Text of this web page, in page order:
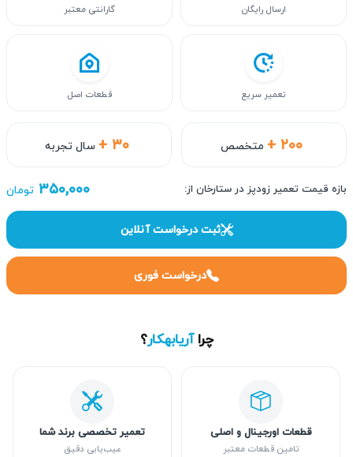
+ ۲۰۰ متخصص + ۳۰ سال تجربه
ارسال رایگان گارانتی معتبر
تعمیر سریع قطعات اصل
بازه قیمت تعمیر زودپز در ستارخان از: ۳۵۰,۰۰۰ تومان
ثبت درخواست آنلاین
درخواست فوری
چراآریابهکار؟
قطعات اورجینال و اصلی
تامین قطعات معتبر
تعمیر تخصصی برند شما
عیب‌یابی دقیق